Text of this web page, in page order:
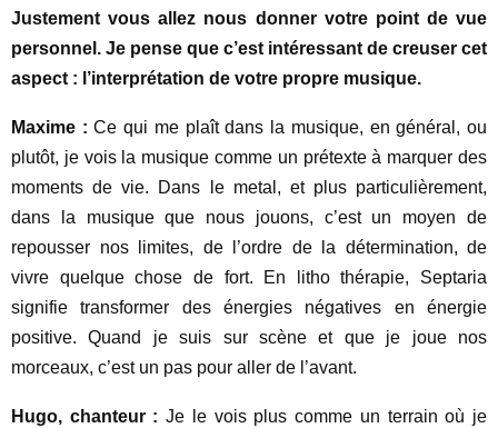
Justement vous allez nous donner votre point de vue
personnel. Je pense que c’est intéressant de creuser cet
aspect : l’interprétation de votre propre musique.
Maxime : Ce qui me plaît dans la musique, en général, ou
plutôt, je vois la musique comme un prétexte à marquer des
moments de vie. Dans le metal, et plus particulièrement,
dans la musique que nous jouons, c’est un moyen de
repousser nos limites, de l’ordre de la détermination, de
vivre quelque chose de fort. En litho thérapie, Septaria
signifie transformer des énergies négatives en énergie
positive. Quand je suis sur scène et que je joue nos
morceaux, c’est un pas pour aller de l’avant.
Hugo, chanteur : Je le vois plus comme un terrain où je